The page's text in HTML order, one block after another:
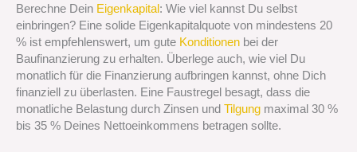
Berechne Dein Eigenkapital : Wie viel kannst Du selbst
einbringen? Eine solide Eigenkapitalquote von mindestens 20
% ist empfehlenswert, um gute Konditionen bei der
Baufinanzierung zu erhalten. Überlege auch, wie viel Du
monatlich für die Finanzierung aufbringen kannst, ohne Dich
finanziell zu überlasten. Eine Faustregel besagt, dass die
monatliche Belastung durch Zinsen und Tilgung maximal 30 %
bis 35 % Deines Nettoeinkommens betragen sollte.